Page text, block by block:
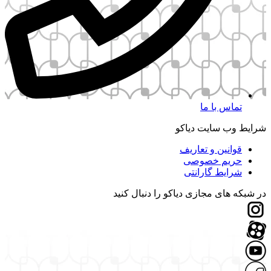
سایت دیاکو
و تعاریف
خصوصی
گارانتی
مجازی دیاکو را دنبال کنید